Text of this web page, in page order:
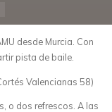
desde Murcia. Con
pista de baile.
Valencianas 58)
o dos refrescos. A las